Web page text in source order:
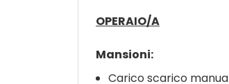
OPERAIO/A
Mansioni:
Carico scarico